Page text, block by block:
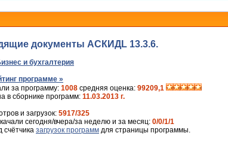
документы АСКИДL 13.3.6.
и бухгалтерия
программе »
за программу: 1008 средняя оценка: 99209,1
в сборнике программ: 11.03.2013 г.
и загрузок: 5917/325
сегодня/вчера/за неделю и за месяц: 0/0/1/1
счётчика загрузок программ для страницы программы.